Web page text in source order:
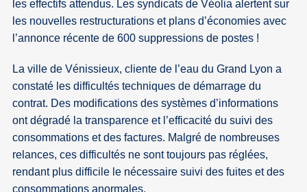
les effectifs attendus. Les syndicats de Véolia alertent sur
les nouvelles restructurations et plans d’économies avec
l’annonce récente de 600 suppressions de postes !
La ville de Vénissieux, cliente de l’eau du Grand Lyon a
constaté les difficultés techniques de démarrage du
contrat. Des modifications des systèmes d’informations
ont dégradé la transparence et l’efficacité du suivi des
consommations et des factures. Malgré de nombreuses
relances, ces difficultés ne sont toujours pas réglées,
rendant plus difficile le nécessaire suivi des fuites et des
consommations anormales.